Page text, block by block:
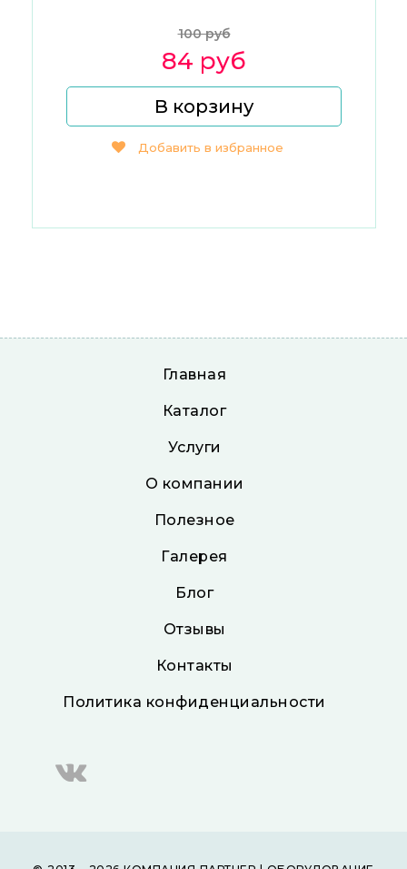
100 руб
84 руб
В корзину
Добавить в избранное
Главная
Каталог
Услуги
О компании
Полезное
Галерея
Блог
Отзывы
Контакты
Политика конфиденциальности